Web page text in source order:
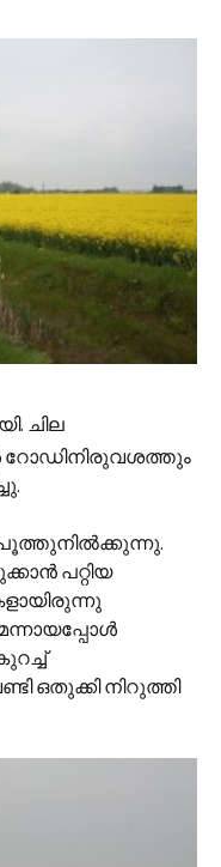
ചില
റോഡിനിരുവശത്തും
പൂത്തുനില്‍ക്കുന്നു.
പറ്റിയ
ഒതുക്കി നിറുത്തി